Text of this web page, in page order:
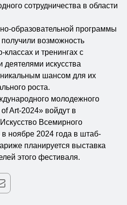
сотрудничества в области
образовательной программы
возможность
классах и тренингах с
искусства
шансом для их
роста.
молодежного
Art-2024» войдут в
Всемирного
ноябре 2024 года в штаб-
планируется выставка
этого фестиваля.